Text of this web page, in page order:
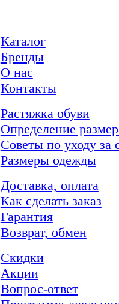
Каталог
Бренды
О нас
Контакты
Растяжка обуви
Определение
Советы по уходу за
Размеры одежды
Доставка, оплата
Как сделать заказ
Гарантия
Возврат, обмен
Скидки
Акции
Вопрос-ответ